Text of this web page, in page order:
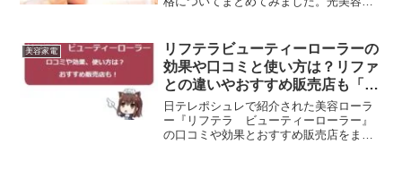
ね。これから自宅でムダ毛ケアを考えて
るという方にも参考になれば幸いです。
美容家電
リフテラビューティーローラーの
効果や口コミと使い方は？リファ
との違いやおすすめ販売店も「ポ
シュレ」
日テレポシュレで紹介された美容ローラ
ー『リフテラ ビューティーローラー』
の口コミや効果とおすすめ販売店をまと